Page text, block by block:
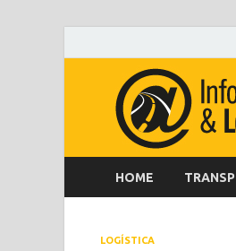
HOME
LOGÍSTICA